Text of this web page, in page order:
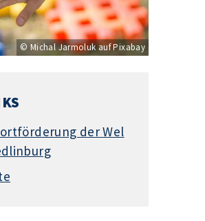
© Michal Jarmoluk auf Pixabay
der Wel